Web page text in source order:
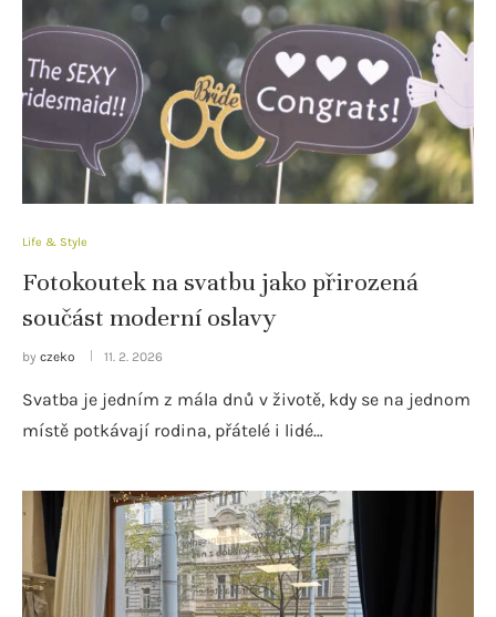
Life & Style
Fotokoutek na svatbu jako přirozená
součást moderní oslavy
by czeko 11. 2. 2026
Svatba je jedním z mála dnů v životě, kdy se na jednom
místě potkávají rodina, přátelé i lidé…